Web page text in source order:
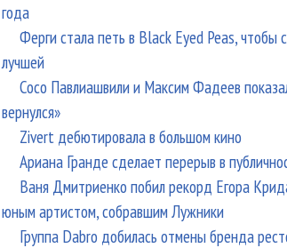
года
Ферги стала петь в Black Eyed Peas, чтобы
лучшей
Сосо Павлиашвили и Максим Фадеев
вернулся»
Zivert дебютировала в большом кино
Ариана Гранде сделает перерыв в
Ваня Дмитриенко побил рекорд Егора
юным артистом, собравшим Лужники
Группа Dabro добилась отмены бренда